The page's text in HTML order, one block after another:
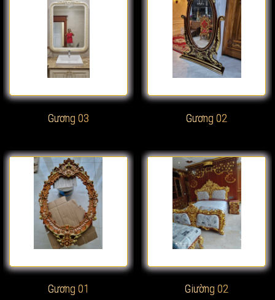
Xem chi tiết
Gương 03
Xem chi tiết
Gương 02
Xem chi tiết
Gương 01
Xem chi tiết
Giường 02